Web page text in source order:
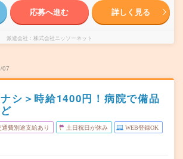
応募へ進む 詳しく見る
派遣会社 株式会社ニッソーネット
07
シ＞時給1400円！病院で備品
通費別途支給あり 土日祝日が休み WEB登録OK